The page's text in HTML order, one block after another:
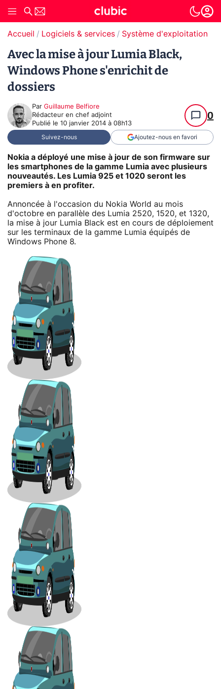
Accueil Logiciels & services Système d'exploitation
Avec la mise à jour Lumia Black,
Windows Phone s'enrichit de
dossiers
Par Guillaume Belfiore
Rédacteur en chef adjoint
Publié le 10 janvier 2014 à 08h13
0
Suivez-nous Ajoutez-nous en favori
Nokia a déployé une mise à jour de son firmware sur
les smartphones de la gamme Lumia avec plusieurs
nouveautés. Les Lumia 925 et 1020 seront les
premiers à en profiter.
Annoncée à l'occasion du Nokia World au mois
d'octobre en parallèle des Lumia 2520, 1520, et 1320,
la mise à jour Lumia Black est en cours de déploiement
sur les terminaux de la gamme Lumia équipés de
Windows Phone 8.